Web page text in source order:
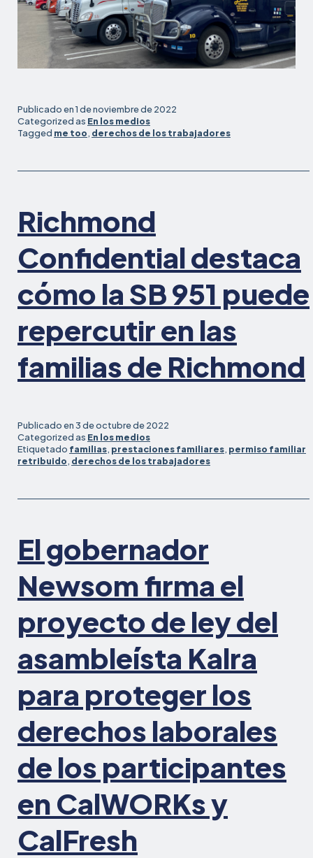
Publicado en1 de noviembre de 2022
Categorized as En los medios
Tagged me too, derechos de los trabajadores
Richmond
Confidential destaca
cómo la SB 951 puede
repercutir en las
familias de Richmond
Publicado en3 de octubre de 2022
Categorized as En los medios
Etiquetado familias, prestaciones familiares, permiso familiar
retribuido, derechos de los trabajadores
El gobernador
Newsom firma el
proyecto de ley del
asambleísta Kalra
para proteger los
derechos laborales
de los participantes
en CalWORKs y
CalFresh